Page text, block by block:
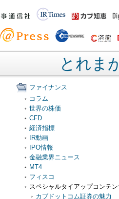
とれま
ファイナンス
コラム
世界の株価
CFD
経済指標
IR動画
IPO情報
金融業界ニュース
MT4
フィスコ
スペシャルタイアップコンテ
カブドットコム証券の魅力